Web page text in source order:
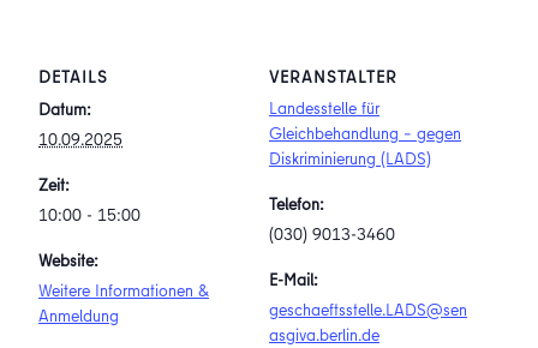
DETAILS
Datum:
10.09.2025
Zeit:
10:00 - 15:00
Website:
Weitere Informationen &
Anmeldung
VERANSTALTER
Landesstelle für
Gleichbehandlung – gegen
Diskriminierung (LADS)
Telefon:
(030) 9013-3460
E-Mail:
geschaeftsstelle.LADS@sen
asgiva.berlin.de